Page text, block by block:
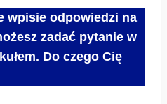
wpisie odpowiedzi na
zadać pytanie w
Do czego Cię